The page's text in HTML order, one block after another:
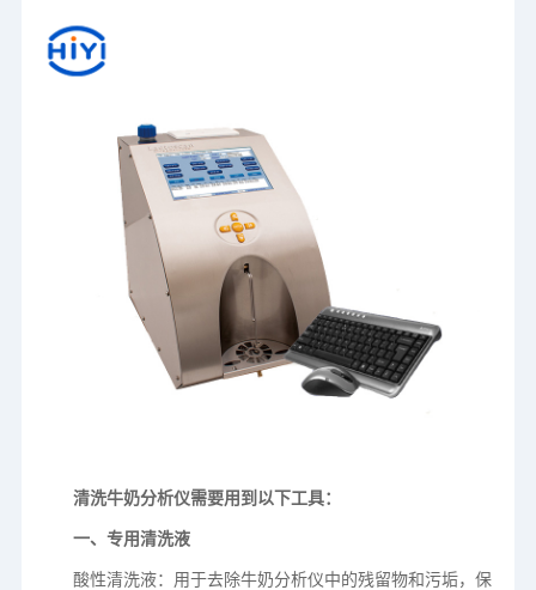
清洗牛奶分析仪需要用到以下工具：
一、专用清洗液
酸性清洗液：用于去除牛奶分析仪中的残留物和污垢，保